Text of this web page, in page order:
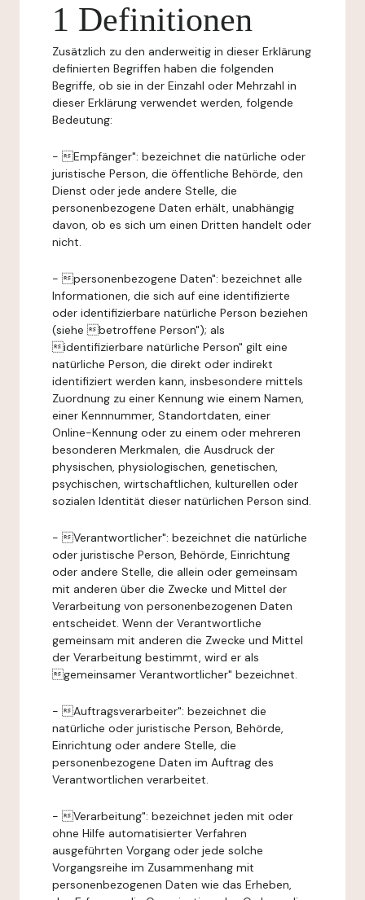
1 Definitionen
Zusätzlich zu den anderweitig in dieser Erklärung
definierten Begriffen haben die folgenden
Begriffe, ob sie in der Einzahl oder Mehrzahl in
dieser Erklärung verwendet werden, folgende
Bedeutung:
- Empfänger": bezeichnet die natürliche oder
juristische Person, die öffentliche Behörde, den
Dienst oder jede andere Stelle, die
personenbezogene Daten erhält, unabhängig
davon, ob es sich um einen Dritten handelt oder
nicht.
- personenbezogene Daten": bezeichnet alle
Informationen, die sich auf eine identifizierte
oder identifizierbare natürliche Person beziehen
(siehe betroffene Person"); als
identifizierbare natürliche Person" gilt eine
natürliche Person, die direkt oder indirekt
identifiziert werden kann, insbesondere mittels
Zuordnung zu einer Kennung wie einem Namen,
einer Kennnummer, Standortdaten, einer
Online-Kennung oder zu einem oder mehreren
besonderen Merkmalen, die Ausdruck der
physischen, physiologischen, genetischen,
psychischen, wirtschaftlichen, kulturellen oder
sozialen Identität dieser natürlichen Person sind.
- Verantwortlicher": bezeichnet die natürliche
oder juristische Person, Behörde, Einrichtung
oder andere Stelle, die allein oder gemeinsam
mit anderen über die Zwecke und Mittel der
Verarbeitung von personenbezogenen Daten
entscheidet. Wenn der Verantwortliche
gemeinsam mit anderen die Zwecke und Mittel
der Verarbeitung bestimmt, wird er als
gemeinsamer Verantwortlicher" bezeichnet.
- Auftragsverarbeiter": bezeichnet die
natürliche oder juristische Person, Behörde,
Einrichtung oder andere Stelle, die
personenbezogene Daten im Auftrag des
Verantwortlichen verarbeitet.
- Verarbeitung": bezeichnet jeden mit oder
ohne Hilfe automatisierter Verfahren
ausgeführten Vorgang oder jede solche
Vorgangsreihe im Zusammenhang mit
personenbezogenen Daten wie das Erheben,